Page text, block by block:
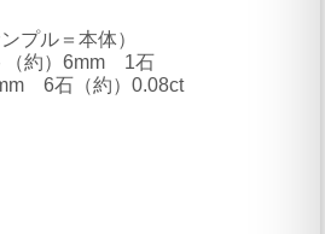
プル＝本体）
（約）6mm 1石
6石（約）0.08ct